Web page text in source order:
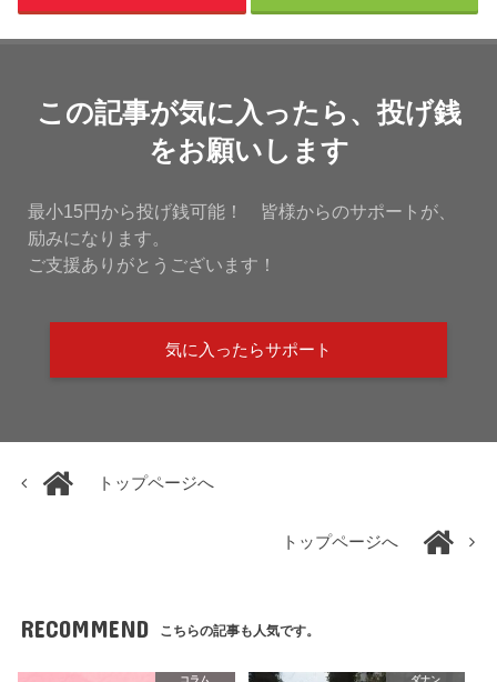
この記事が気に入ったら、投げ銭
をお願いします
最小15円から投げ銭可能！ 皆様からのサポートが、
励みになります。
ご支援ありがとうございます！
気に入ったらサポート
トップページへ
トップページへ
RECOMMEND こちらの記事も人気です。
コラム ダナン